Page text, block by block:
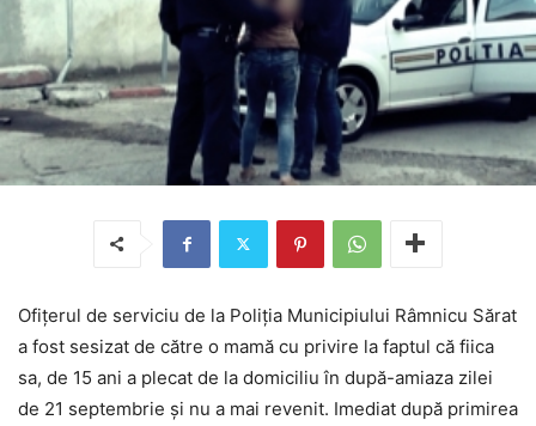
Ofiţerul de serviciu de la Poliţia Municipiului Râmnicu Sărat
a fost sesizat de către o mamă cu privire la faptul că fiica
sa, de 15 ani a plecat de la domiciliu în după-amiaza zilei
de 21 septembrie şi nu a mai revenit. Imediat după primirea